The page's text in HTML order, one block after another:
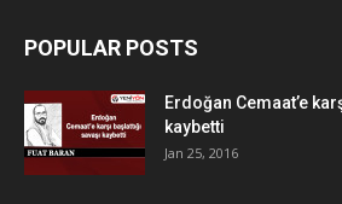
POPULAR POSTS
Erdoğan Cemaat’e
kaybetti
Jan 25, 2016